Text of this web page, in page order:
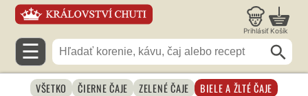
Prihlásiť Košík
☰
VŠETKO ČIERNE ČAJE ZELENÉ ČAJE
BIELE A ŽLTÉ ČAJE